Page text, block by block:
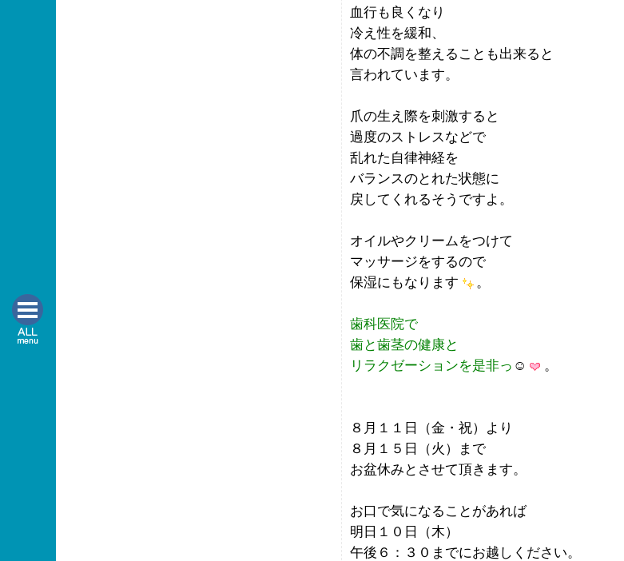
血行も良くなり
冷え性を緩和、
体の不調を整えることも出来ると
言われています。
爪の生え際を刺激すると
過度のストレスなどで
乱れた自律神経を
バランスのとれた状態に
戻してくれるそうですよ。
オイルやクリームをつけて
マッサージをするので
保湿にもなります
。
歯科医院で
歯と歯茎の健康と
リラクゼーションを是非っ ☺ 。
８月１１日（金・祝）より
８月１５日（火）まで
お盆休みとさせて頂きます。
お口で気になることがあれば
明日１０日（木）
午後６：３０までにお越しください。